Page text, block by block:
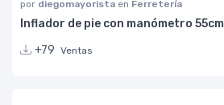
por diegomayorista en Ferretería
Inflador de pie con manómetro 55cm
+79 Ventas